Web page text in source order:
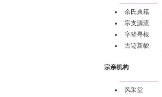
余氏典籍
宗支源流
字辈寻根
古迹新貌
宗亲机构
风采堂